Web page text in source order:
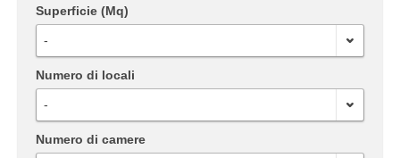
Superficie (Mq)
-
Numero di locali
-
Numero di camere